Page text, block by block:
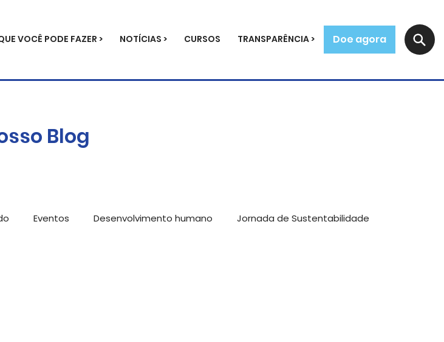
VOCÊ PODE FAZER > NOTÍCIAS > CURSOS TRANSPARÊNCIA > Doe agora
Eventos Desenvolvimento humano Jornada de Sustentabilidade
Blog